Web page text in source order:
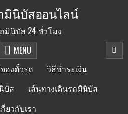
มินิบัสออนไลน์
มินิบัส 24 ชั่วโมง
MENU
องตั๋วรถ
วิธีชำระเงิน
บัส
เส้นทางเดินรถมินิบัส
กี่ยวกับเรา